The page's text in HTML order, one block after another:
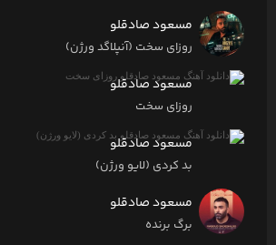
مسعود صادقلو
روزای سخت (آنپلاگد ورژن)
مسعود صادقلو
روزای سخت
مسعود صادقلو
بد کردی (لایو ورژن)
مسعود صادقلو
برگ برنده